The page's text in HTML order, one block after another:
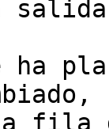
salida
ha
la fila